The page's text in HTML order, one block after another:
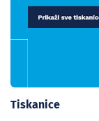
Tiskanice